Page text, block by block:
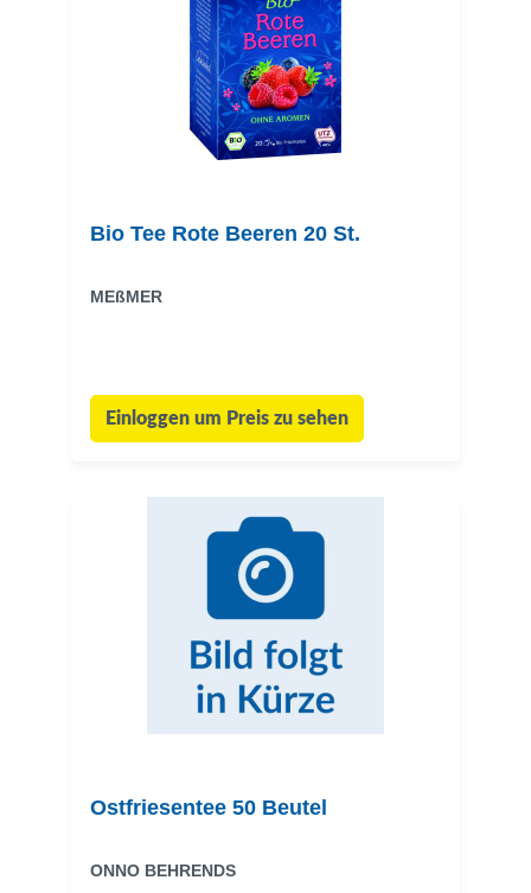
Bio Tee Rote Beeren 20 St.
MEßMER
Einloggen um Preis zu sehen
Ostfriesentee 50 Beutel
ONNO BEHRENDS